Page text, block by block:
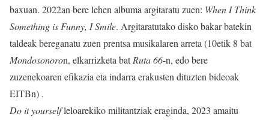
baxuan. 2022an bere lehen albuma argitaratu zuen: When I Think
Something is Funny, I Smile. Argitaratutako disko bakar batekin
taldeak bereganatu zuen prentsa musikalaren arreta (10etik 8 bat
Mondosonoron, elkarrizketa batRuta 66-n, edo bere
zuzenekoaren efikazia eta indarra erakusten dituzten bideoak
EITBn) .
Do it yourselfleloarekiko militantziak eraginda, 2023 amaitu